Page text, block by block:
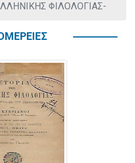
ΦΙΛΟΛΟΓΙΑΣ-